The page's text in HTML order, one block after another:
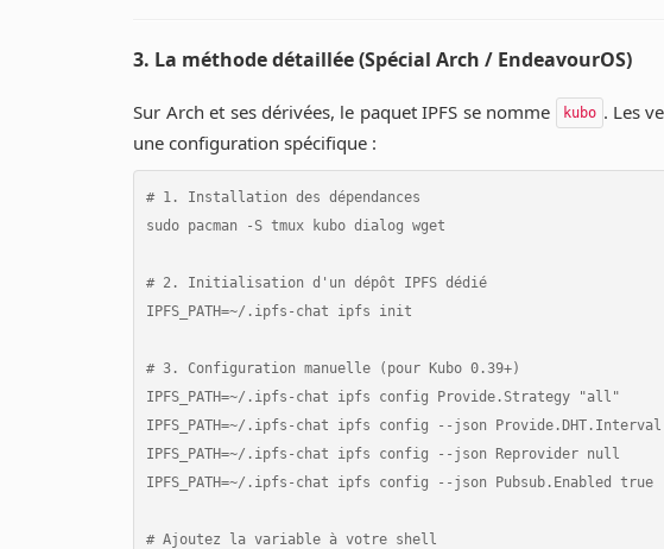
3. La méthode détaillée (Spécial Arch / EndeavourOS)
Sur Arch et ses dérivées, le paquet IPFS se nomme kubo . Les
une configuration spécifique :
# 1. Installation des dépendances
sudo pacman -S tmux kubo dialog wget
# 2. Initialisation d'un dépôt IPFS dédié
IPFS_PATH=~/.ipfs-chat ipfs init
# 3. Configuration manuelle (pour Kubo 0.39+)
IPFS_PATH=~/.ipfs-chat ipfs config Provide.Strategy "all"
IPFS_PATH=~/.ipfs-chat ipfs config --json
IPFS_PATH=~/.ipfs-chat ipfs config --json Reprovider null
IPFS_PATH=~/.ipfs-chat ipfs config --json Pubsub.Enabled true
# Ajoutez la variable à votre shell